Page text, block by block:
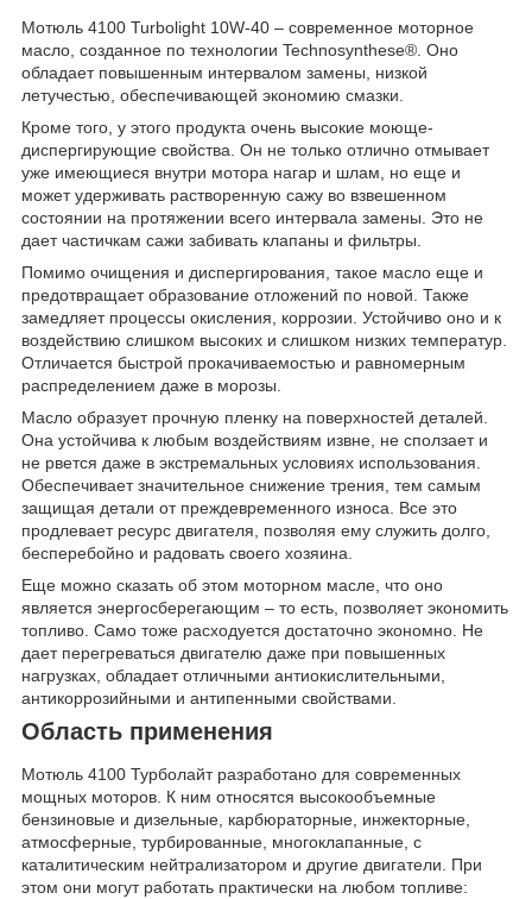
Мотюль 4100 Turbolight 10W-40 – современное моторное
масло, созданное по технологии Technosynthese®. Оно
обладает повышенным интервалом замены, низкой
летучестью, обеспечивающей экономию смазки.
Кроме того, у этого продукта очень высокие моюще-
диспергирующие свойства. Он не только отлично отмывает
уже имеющиеся внутри мотора нагар и шлам, но еще и
может удерживать растворенную сажу во взвешенном
состоянии на протяжении всего интервала замены. Это не
дает частичкам сажи забивать клапаны и фильтры.
Помимо очищения и диспергирования, такое масло еще и
предотвращает образование отложений по новой. Также
замедляет процессы окисления, коррозии. Устойчиво оно и к
воздействию слишком высоких и слишком низких температур.
Отличается быстрой прокачиваемостью и равномерным
распределением даже в морозы.
Масло образует прочную пленку на поверхностей деталей.
Она устойчива к любым воздействиям извне, не сползает и
не рвется даже в экстремальных условиях использования.
Обеспечивает значительное снижение трения, тем самым
защищая детали от преждевременного износа. Все это
продлевает ресурс двигателя, позволяя ему служить долго,
бесперебойно и радовать своего хозяина.
Еще можно сказать об этом моторном масле, что оно
является энергосберегающим – то есть, позволяет экономить
топливо. Само тоже расходуется достаточно экономно. Не
дает перегреваться двигателю даже при повышенных
нагрузках, обладает отличными антиокислительными,
антикоррозийными и антипенными свойствами.
Область применения
Мотюль 4100 Турболайт разработано для современных
мощных моторов. К ним относятся высокообъемные
бензиновые и дизельные, карбюраторные, инжекторные,
атмосферные, турбированные, многоклапанные, с
каталитическим нейтрализатором и другие двигатели. При
этом они могут работать практически на любом топливе: